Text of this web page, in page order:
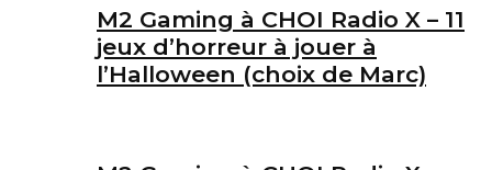
M2 Gaming à CHOI Radio X – 11
jeux d’horreur à jouer à
l’Halloween (choix de Marc)